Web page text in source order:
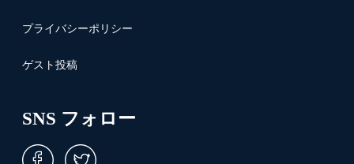
プライバシーポリシー
ゲスト投稿
SNS フォロー